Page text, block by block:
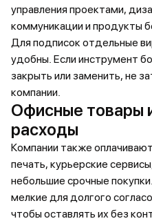
управления проектами,
коммуникации и продукты
Для подписок отдельные
удобны. Если инструмент
закрыть или заменить, не
компании.
Офисные товары
расходы
Компании также
печать, курьерские
небольшие срочные
мелкие для долгого
чтобы оставлять их без